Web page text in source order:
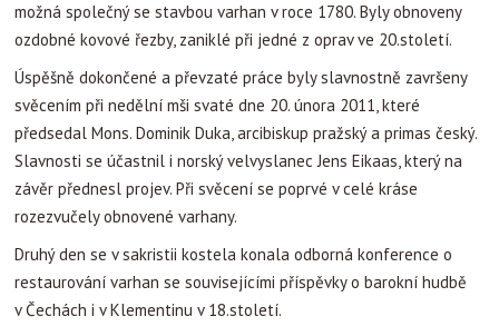
možná společný se stavbou varhan v roce 1780. Byly obnoveny
ozdobné kovové řezby, zaniklé při jedné z oprav ve 20.století.
Úspěšně dokončené a převzaté práce byly slavnostně završeny
svěcením při nedělní mši svaté dne 20. února 2011, které
předsedal Mons. Dominik Duka, arcibiskup pražský a primas český.
Slavnosti se účastnil i norský velvyslanec Jens Eikaas, který na
závěr přednesl projev. Při svěcení se poprvé v celé kráse
rozezvučely obnovené varhany.
Druhý den se v sakristii kostela konala odborná konference o
restaurování varhan se souvisejícími příspěvky o barokní hudbě
v Čechách i v Klementinu v 18.století.